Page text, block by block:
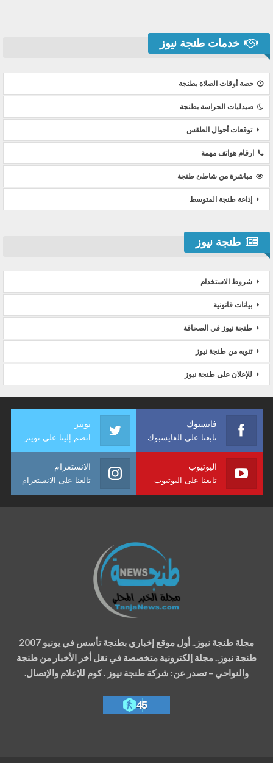
خدمات طنجة نيوز
حصة أوقات الصلاة بطنجة
صيدليات الحراسة بطنجة
توقعات أحوال الطقس
ارقام هواتف مهمة
مباشرة من شاطئ طنجة
إذاعة طنجة المتوسط
طنجة نيوز
شروط الاستخدام
بيانات قانونية
طنجة نيوز في الصحافة
تنويه من طنجة نيوز
للإعلان على طنجة نيوز
فايسبوك
تابعنا على الفايسبوك
تويتر
انضم إلينا على تويتر
اليوتيوب
تابعنا على اليوتيوب
الانستغرام
تالعنا على الانستغرام
مجلة طنجة نيوز.. أول موقع إخباري بطنجة تأسس في يونيو 2007
طنجة نيوز.. مجلة إلكترونية متخصصة في نقل أخر الأخبار من طنجة
والنواحي – تصدر عن: شركة طنجة نيوز . كوم للإعلام والإتصال.
45